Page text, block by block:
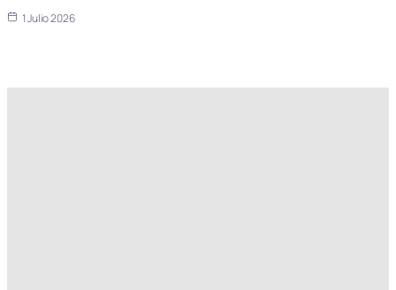
1 Julio 2026